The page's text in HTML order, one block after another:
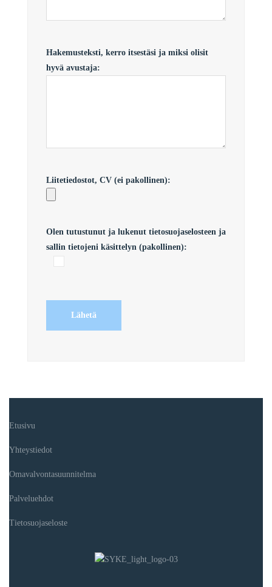
Hakemusteksti, kerro itsestäsi ja miksi olisit
hyvä avustaja:
Liitetiedostot, CV (ei pakollinen):
Olen tutustunut ja lukenut tietosuojaselosteen ja
sallin tietojeni käsittelyn (pakollinen):
Etusivu
Yhteystiedot
Omavalvontasuunnitelma
Palveluehdot
Tietosuojaseloste